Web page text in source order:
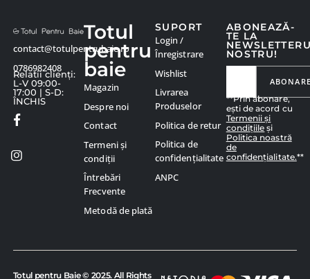
contact@totulpentrubaie.ro
0786982408
Relatii clienți:
L-V 09:00-
17:00 | S-D:
ÎNCHIS
ABONEAZĂ-
TE LA
NOSTRU!
**Prin abonare,
ești de acord cu
Termenii și
condițiile și
Politica noastră
de
confidențialitate.**
Totul
pentru
baie
Magazin
Despre noi
Contact
Termeni și
condiții
Întrebări
Frecvente
Metodă de plată
SUPORT
Login /
Înregistrare
Wishlist
Livrarea
Produselor
Politica de retur
Politica de
confidențialitate
ANPC
Totul pentru Baie © 2025. All Rights